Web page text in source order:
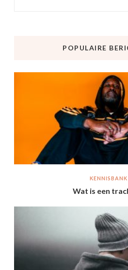
POPULAIRE
KENNISBANK
Wat is een